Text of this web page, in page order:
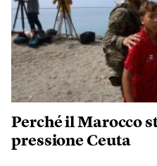
Perché il Marocco
pressione Ceuta